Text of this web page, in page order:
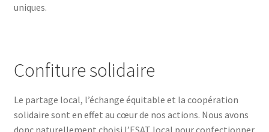
uniques.
Confiture solidaire
Le partage local, l’échange équitable et la coopération
solidaire sont en effet au cœur de nos actions. Nous avons
donc naturellement choisi l’ESAT local pour confectionner